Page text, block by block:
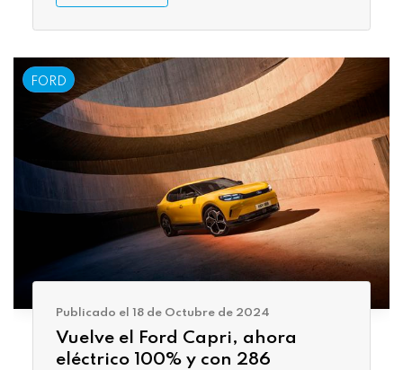
FORD
Publicado el 18 de Octubre de 2024
Vuelve el Ford Capri, ahora
eléctrico 100% y con 286